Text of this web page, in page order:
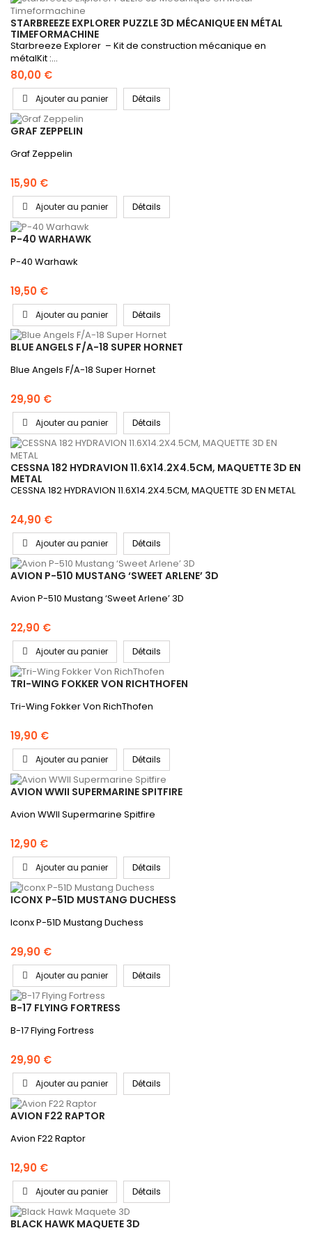
STARBREEZE EXPLORER PUZZLE 3D MÉCANIQUE EN MÉTAL
TIMEFORMACHINE
Starbreeze Explorer – Kit de construction mécanique en
métalKit :...
80,00 €
Ajouter au panier Détails
GRAF ZEPPELIN
Graf Zeppelin
15,90 €
Ajouter au panier Détails
P-40 WARHAWK
P-40 Warhawk
19,50 €
Ajouter au panier Détails
BLUE ANGELS F/A-18 SUPER HORNET
Blue Angels F/A-18 Super Hornet
29,90 €
Ajouter au panier Détails
CESSNA 182 HYDRAVION 11.6X14.2X4.5CM, MAQUETTE 3D EN
METAL
CESSNA 182 HYDRAVION 11.6X14.2X4.5CM, MAQUETTE 3D EN METAL
24,90 €
Ajouter au panier Détails
AVION P-510 MUSTANG ‘SWEET ARLENE’ 3D
Avion P-510 Mustang ‘Sweet Arlene’ 3D
22,90 €
Ajouter au panier Détails
TRI-WING FOKKER VON RICHTHOFEN
Tri-Wing Fokker Von RichThofen
19,90 €
Ajouter au panier Détails
AVION WWII SUPERMARINE SPITFIRE
Avion WWII Supermarine Spitfire
12,90 €
Ajouter au panier Détails
ICONX P-51D MUSTANG DUCHESS
Iconx P-51D Mustang Duchess
29,90 €
Ajouter au panier Détails
B-17 FLYING FORTRESS
B-17 Flying Fortress
29,90 €
Ajouter au panier Détails
AVION F22 RAPTOR
Avion F22 Raptor
12,90 €
Ajouter au panier Détails
BLACK HAWK MAQUETE 3D